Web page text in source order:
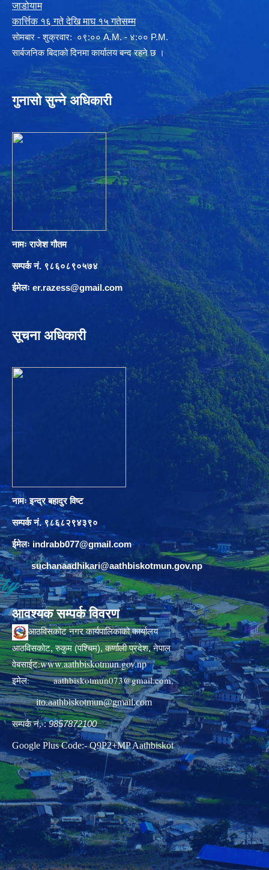
जाडोयाम
कार्त्तिक १६ गते देखि माघ १५ गतेसम्म
साेमबार - शुक्रवार: ०९:०० A.M. - ४:०० P.M.
सार्बजनिक बिदाको दिनमा कार्यालय बन्द रहने छ ।
गुनासो सुन्ने अधिकारी
नामः राजेश गौतम
सम्पर्क नं. ९८६०८९०५७४
ईमेलः er.razess@gmail.com
सूचना अधिकारी
नामः इन्द्र बहादुर विष्ट
सम्पर्क नं. ९८६८२९४३९०
ईमेलः indrabb077@gmail.com
suchanaadhikari@aathbiskotmun.gov.np
आवश्यक सम्पर्क विवरण
आठविसकोट नगर कार्यपालिकाको कार्यालय
आठविसकोट, रुकुम (पश्चिम), कर्णाली प्रदेश, नेपाल
वेबसाईट:www.aathbiskotmun.gov.np
इमेल:aathbiskotmun073@gmail.com,
ito.aathbiskotmun@gmail.com
सम्पर्क नं. :9857872100
Google Plus Code:- Q9P2+MP Aathbiskot